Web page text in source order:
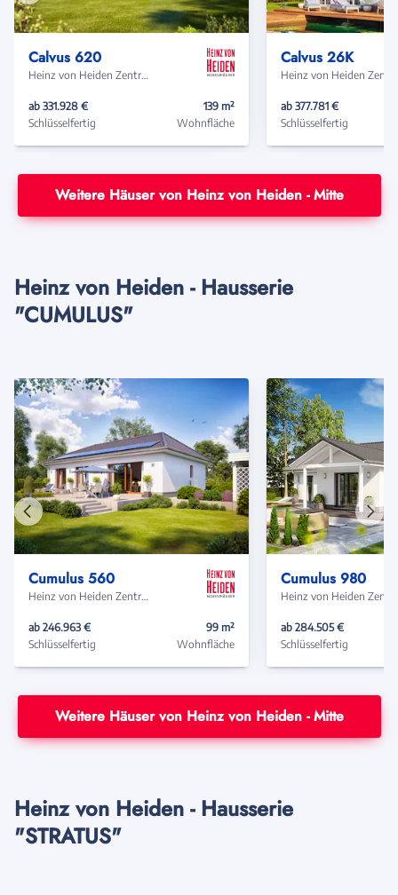
Calvus 620
Heinz von Heiden Zentrale
ab 331.928 €
Schlüsselfertig
139 m²
Wohnfläche
Calvus 26K
ab 377.781 €
Schlüsselfertig
Vorheriges
Haus
Haus
Weitere Häuser von Heinz von Heiden - Mitte
Heinz von Heiden - Hausserie
"CUMULUS"
Cumulus 560
Heinz von Heiden Zentrale
ab 246.963 €
Schlüsselfertig
99 m²
Wohnfläche
Cumulus 980
ab 284.505 €
Schlüsselfertig
Vorheriges
Haus
Haus
Weitere Häuser von Heinz von Heiden - Mitte
Heinz von Heiden - Hausserie
"STRATUS"